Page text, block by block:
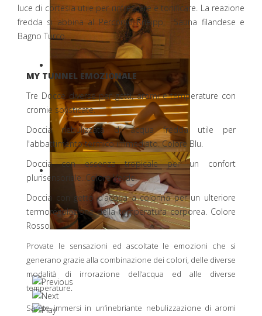
luce di cortesia utile per rinfrescare e tonificare. La reazione
fredda si abbina al Percorso Kneipp, Sauna filandese e
Bagno Turco.
MY TUNNEL EMOZIONALE
Tre Docce diverse per getti, aromi e temperature con
cromie sofisticate.
Doccia nebulizzata di acqua fredda utile per
l'abbattimento termico immediato. Colore Blu.
Doccia con essenza tropicale per un confort
plurisensoriale. Colore Verde.
Doccia con getto d’acqua a colonna per un ulteriore
termoregolazione della temperatura corporea. Colore
Rosso.
Provate le sensazioni ed ascoltate le emozioni che si
generano grazie alla combinazione dei colori, delle diverse
modalità di irrorazione dell’acqua ed alle diverse
temperature.
Sarete immersi in un’inebriante nebulizzazione di aromi